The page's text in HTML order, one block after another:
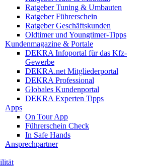
Ratgeber Tuning & Umbauten
Ratgeber Führerschein
Ratgeber Geschäftskunden
Oldtimer und Youngtimer-Tipps
Kundenmagazine & Portale
DEKRA Infoportal für das Kfz-
Gewerbe
DEKRA.net Mitgliederportal
DEKRA Professional
Globales Kundenportal
DEKRA Experten Tipps
Apps
On Tour App
Führerschein Check
In Safe Hands
Ansprechpartner